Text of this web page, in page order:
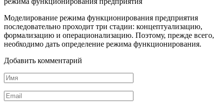
Моделирование режима функционирования предприятия
последовательно проходит три стадии: концептуализацию,
формализацию и операционализацию. Поэтому, прежде всего,
необходимо дать определение режима функционирования.
Добавить комментарий
Имя
*
Email